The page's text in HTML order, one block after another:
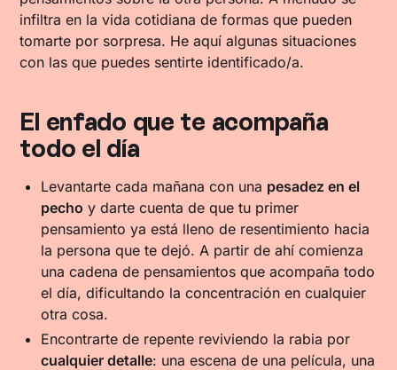
infiltra en la vida cotidiana de formas que pueden
tomarte por sorpresa. He aquí algunas situaciones
con las que puedes sentirte identificado/a.
El enfado que te acompaña
todo el día
Levantarte cada mañana con una pesadez en el
pecho y darte cuenta de que tu primer
pensamiento ya está lleno de resentimiento hacia
la persona que te dejó. A partir de ahí comienza
una cadena de pensamientos que acompaña todo
el día, dificultando la concentración en cualquier
otra cosa.
Encontrarte de repente reviviendo la rabia por
cualquier detalle: una escena de una película, una